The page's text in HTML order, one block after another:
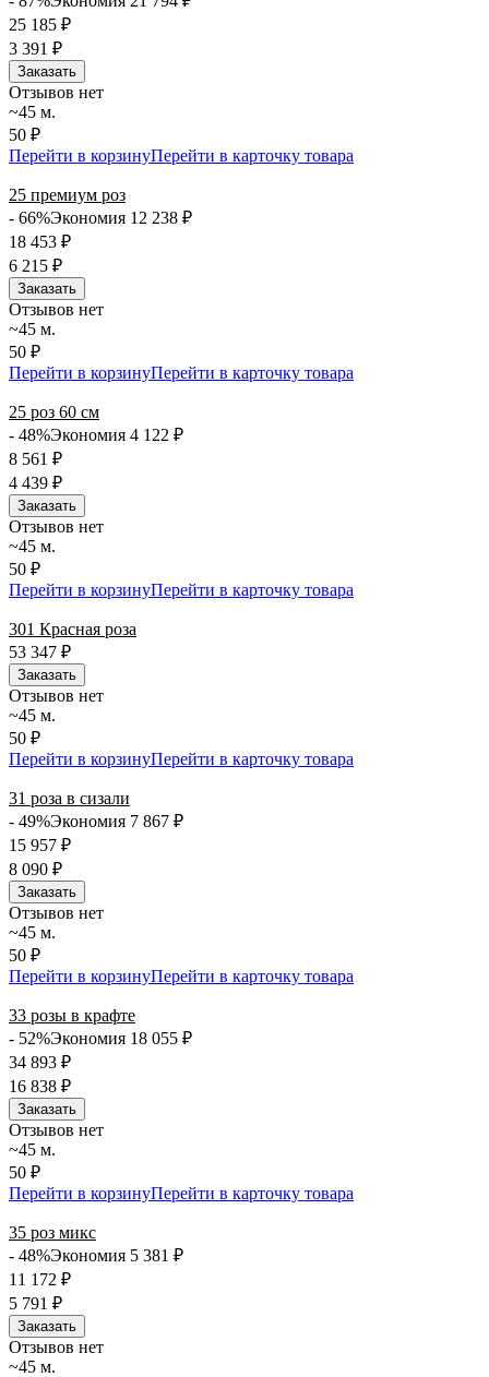
25 185 ₽
3 391 ₽
Заказать
Отзывов нет
~45 м.
50 ₽
Перейти в корзинуПерейти в карточку товара
25 премиум роз
- 66%Экономия 12 238 ₽
18 453 ₽
6 215 ₽
Заказать
Отзывов нет
~45 м.
50 ₽
Перейти в корзинуПерейти в карточку товара
25 роз 60 см
- 48%Экономия 4 122 ₽
8 561 ₽
4 439 ₽
Заказать
Отзывов нет
~45 м.
50 ₽
Перейти в корзинуПерейти в карточку товара
301 Красная роза
53 347 ₽
Заказать
Отзывов нет
~45 м.
50 ₽
Перейти в корзинуПерейти в карточку товара
31 роза в сизали
- 49%Экономия 7 867 ₽
15 957 ₽
8 090 ₽
Заказать
Отзывов нет
~45 м.
50 ₽
Перейти в корзинуПерейти в карточку товара
33 розы в крафте
- 52%Экономия 18 055 ₽
34 893 ₽
16 838 ₽
Заказать
Отзывов нет
~45 м.
50 ₽
Перейти в корзинуПерейти в карточку товара
35 роз микс
- 48%Экономия 5 381 ₽
11 172 ₽
5 791 ₽
Заказать
Отзывов нет
~45 м.